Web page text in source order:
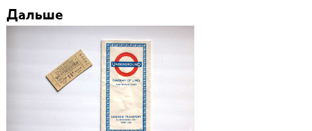
Дальше